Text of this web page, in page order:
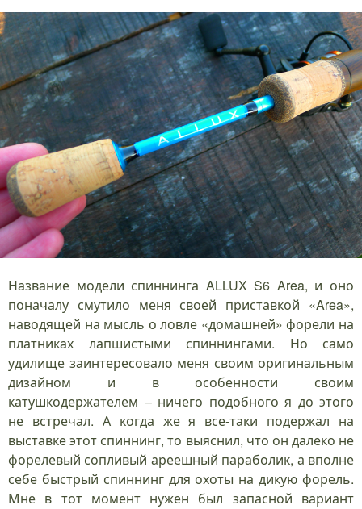
Название модели спиннинга ALLUX S6 Area, и оно
поначалу смутило меня своей приставкой «Area»,
наводящей на мысль о ловле «домашней» форели на
платниках лапшистыми спиннингами. Но само
удилище заинтересовало меня своим оригинальным
дизайном и в особенности своим
катушкодержателем – ничего подобного я до этого
не встречал. А когда же я все-таки подержал на
выставке этот спиннинг, то выяснил, что он далеко не
форелевый сопливый ареешный параболик, а вполне
себе быстрый спиннинг для охоты на дикую форель.
Мне в тот момент нужен был запасной вариант